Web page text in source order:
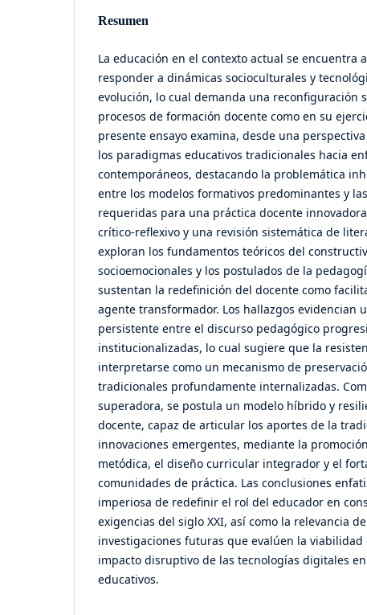
Resumen
La educación en el contexto actual se encuentra
responder a dinámicas socioculturales y
evolución, lo cual demanda una reconfiguración
procesos de formación docente como en su
presente ensayo examina, desde una
los paradigmas educativos tradicionales hacia
contemporáneos, destacando la problemática
entre los modelos formativos predominantes y
requeridas para una práctica docente
crítico-reflexivo y una revisión sistemática de
exploran los fundamentos teóricos del
socioemocionales y los postulados de la
sustentan la redefinición del docente como
agente transformador. Los hallazgos evidencian
persistente entre el discurso pedagógico
institucionalizadas, lo cual sugiere que la
interpretarse como un mecanismo de
tradicionales profundamente internalizadas.
superadora, se postula un modelo híbrido y
docente, capaz de articular los aportes de la
innovaciones emergentes, mediante la
metódica, el diseño curricular integrador y el
comunidades de práctica. Las conclusiones
imperiosa de redefinir el rol del educador en
exigencias del siglo XXI, así como la relevancia
investigaciones futuras que evalúen la viabilidad
impacto disruptivo de las tecnologías digitales
educativos.